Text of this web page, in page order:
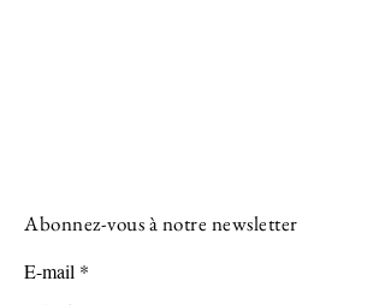
Abonnez-vous à notre newsletter
E-mail